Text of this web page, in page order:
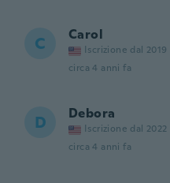
C Carol
Iscrizione dal 2019
circa 4 anni fa
D Debora
Iscrizione dal 2022
circa 4 anni fa